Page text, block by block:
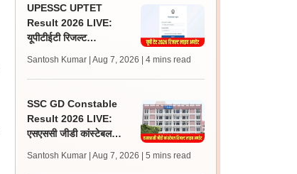
UPESSC UPTET
Result 2026 LIVE:
यूपीटीईटी रिजल्ट
जल्द, जानें लेटेस्ट अपडेट,
पासिंग मार्क्स
Santosh Kumar | Aug 7, 2026 | 4 mins read
SSC GD Constable
Result 2026 LIVE:
एसएससी जीडी कांस्टेबल
लेटेस्ट अपडेट, स्कोरकार्ड लिंक
Santosh Kumar | Aug 7, 2026 | 5 mins read